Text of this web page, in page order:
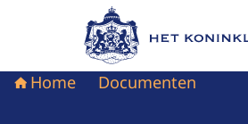
Naar de homepage van
Home Documenten